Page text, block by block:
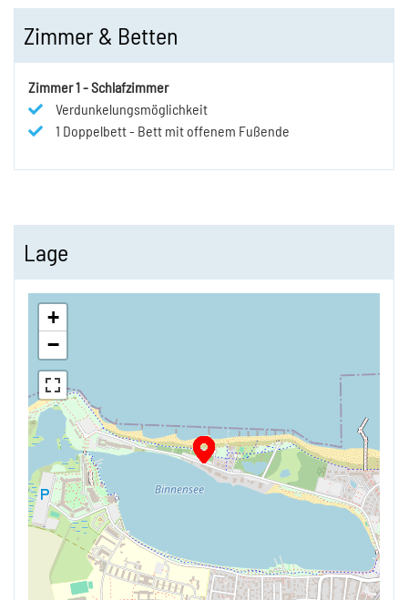
Zimmer & Betten
Zimmer1-Schlafzimmer
Verdunkelungsmöglichkeit
1 Doppelbett- Bett mit offenem Fußende
Lage
+
−